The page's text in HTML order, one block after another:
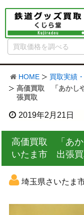
HOME
買取実績
高価買取 「あかし
張買取
2019年2月21日
高価買取 「あ
いたま市 出張買
埼玉県さいたま